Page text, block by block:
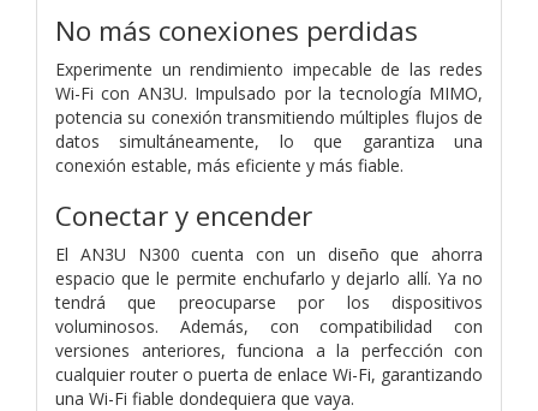
No más conexiones perdidas
Experimente un rendimiento impecable de las redes
Wi-Fi con AN3U. Impulsado por la tecnología MIMO,
potencia su conexión transmitiendo múltiples flujos de
datos simultáneamente, lo que garantiza una
conexión estable, más eficiente y más fiable.
Conectar y encender
El AN3U N300 cuenta con un diseño que ahorra
espacio que le permite enchufarlo y dejarlo allí. Ya no
tendrá que preocuparse por los dispositivos
voluminosos. Además, con compatibilidad con
versiones anteriores, funciona a la perfección con
cualquier router o puerta de enlace Wi-Fi, garantizando
una Wi-Fi fiable dondequiera que vaya.